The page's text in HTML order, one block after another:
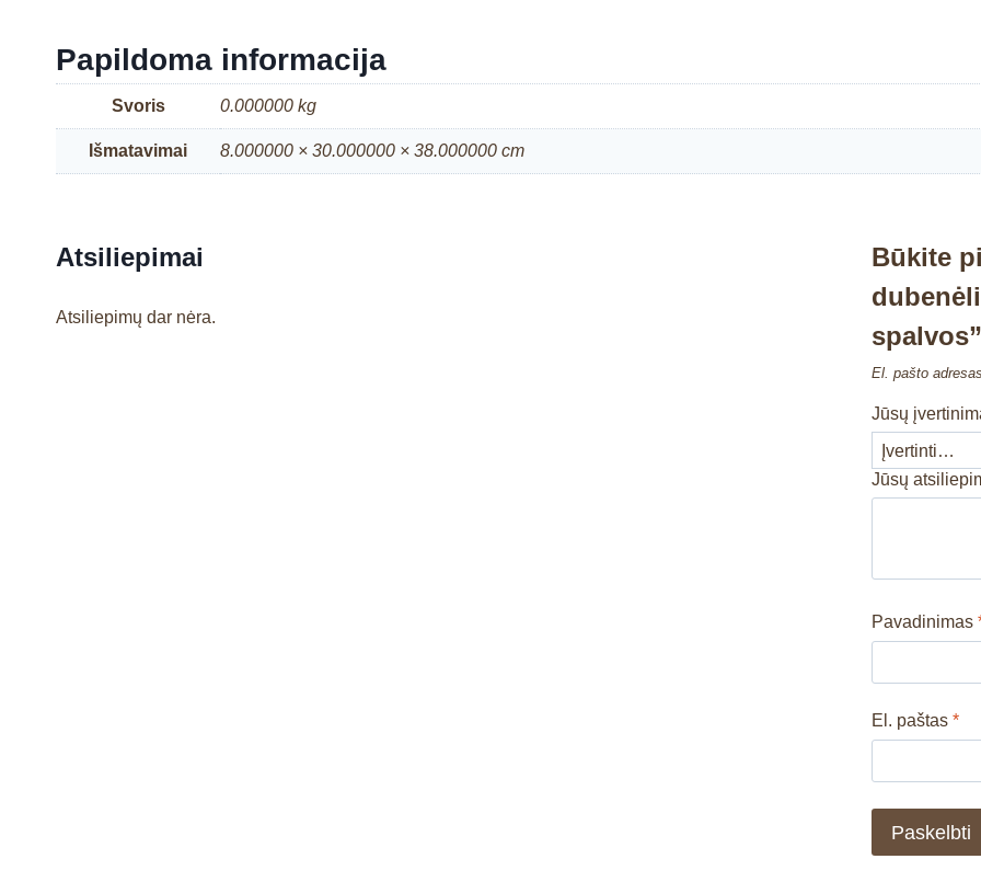
Papildoma informacija
Svoris 0.000000 kg
Išmatavimai 8.000000 × 30.000000 × 38.000000 cm
Atsiliepimai
Atsiliepimų dar nėra.
Būkite
spalvos”
El. pašto
Jūsų
Jūsų
Pavadinimas
El. paštas*